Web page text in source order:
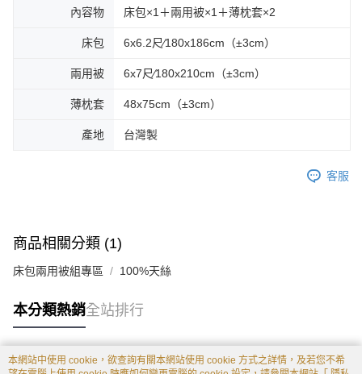
內容物 床包×1＋兩用被×1＋薄枕套×2
床包 6x6.2尺∕180x186cm（±3cm）
兩用被 6x7尺∕180x210cm（±3cm）
薄枕套 48x75cm（±3cm）
產地 台灣製
客服
商品相關分類 (1)
床包兩用被組專區 100%天絲
本分類熱銷全站排行
本網站中使用 cookie，欲查詢有關本網站使用 cookie 方式之詳情，及若您不希